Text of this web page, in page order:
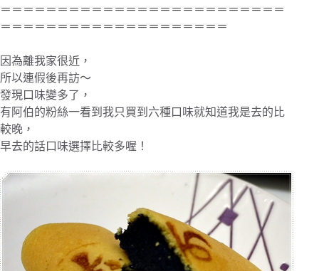
＝＝＝＝＝＝＝＝＝＝＝＝＝＝＝＝＝＝＝＝＝＝＝＝＝
＝＝＝＝＝＝＝＝＝＝＝＝＝＝＝＝＝＝＝＝
因為離我家很近，
所以連假後再訪～
發現口味變多了，
有阿伯的粉絲一看到我只買到六種口味就知道我是去的比
較晚，
早去的話口味選擇比較多喔！